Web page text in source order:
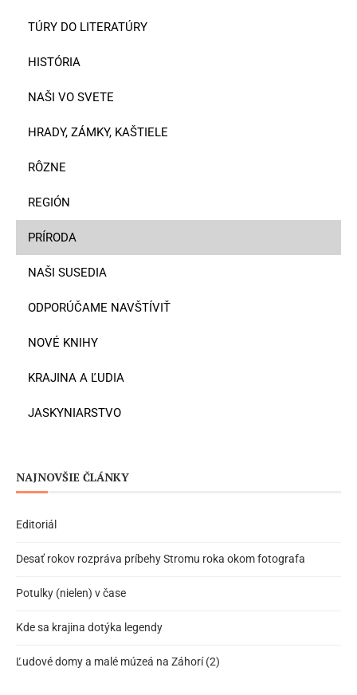
TÚRY DO LITERATÚRY
HISTÓRIA
NAŠI VO SVETE
HRADY, ZÁMKY, KAŠTIELE
RÔZNE
REGIÓN
PRÍRODA
NAŠI SUSEDIA
ODPORÚČAME NAVŠTÍVIŤ
NOVÉ KNIHY
KRAJINA A ĽUDIA
JASKYNIARSTVO
NAJNOVŠIE ČLÁNKY
Editoriál
Desať rokov rozpráva príbehy Stromu roka okom fotografa
Potulky (nielen) v čase
Kde sa krajina dotýka legendy
Ľudové domy a malé múzeá na Záhorí (2)